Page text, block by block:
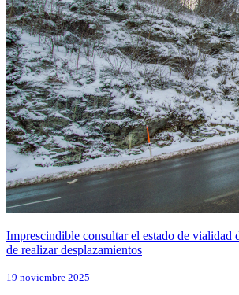
Imprescindible consultar el estado de vialidad
de realizar desplazamientos
19 noviembre 2025